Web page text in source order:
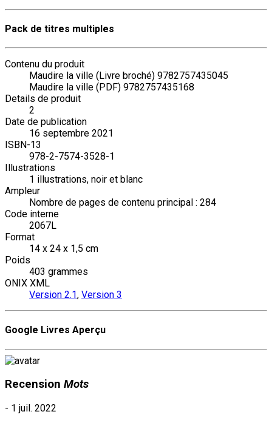
Pack de titres multiples
Contenu du produit
Maudire la ville (Livre broché) 9782757435045
Maudire la ville (PDF) 9782757435168
Details de produit
2
Date de publication
16 septembre 2021
ISBN-13
978-2-7574-3528-1
Illustrations
1 illustrations, noir et blanc
Ampleur
Nombre de pages de contenu principal : 284
Code interne
2067L
Format
14 x 24 x 1,5 cm
Poids
403 grammes
ONIX XML
Version 2.1, Version 3
Google Livres Aperçu
Recension Mots
- 1 juil. 2022